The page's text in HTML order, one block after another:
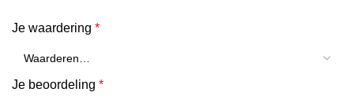
Je waardering *
Je beoordeling *